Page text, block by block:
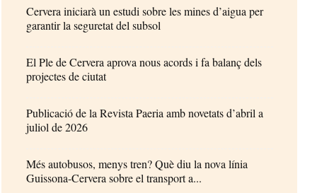
Cervera iniciarà un estudi sobre les mines d’aigua per
garantir la seguretat del subsol
El Ple de Cervera aprova nous acords i fa balanç dels
projectes de ciutat
Publicació de la Revista Paeria amb novetats d’abril a
juliol de 2026
Més autobusos, menys tren? Què diu la nova línia
Guissona-Cervera sobre el transport a...